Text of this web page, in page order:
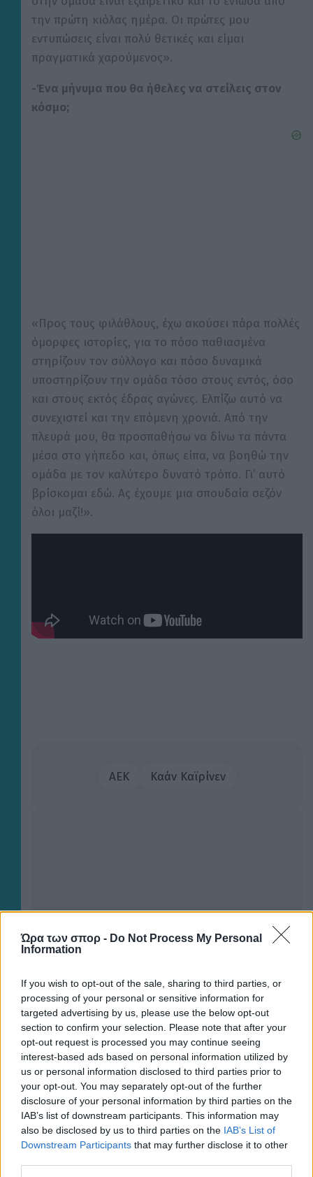
Ώρα των σπορ - Do Not Process My Personal
Information
If you wish to opt-out of the sale, sharing to third parties, or
processing of your personal or sensitive information for
targeted advertising by us, please use the below opt-out
section to confirm your selection. Please note that after your
opt-out request is processed you may continue seeing
interest-based ads based on personal information utilized by
us or personal information disclosed to third parties prior to
your opt-out. You may separately opt-out of the further
disclosure of your personal information by third parties on the
IAB’s list of downstream participants. This information may
also be disclosed by us to third parties on the IAB’s List of
Downstream Participants that may further disclose it to other
την πρώτη κιόλας ημέρα. Οι πρώτες μου
εντυπώσεις είναι πολύ θετικές και είμαι
πραγματικά χαρούμενος».
-Ένα μήνυμα που θα ήθελες να στείλεις στον
κόσμο;
«Προς τους φιλάθλους, έχω ακούσει πάρα πολλές
όμορφες ιστορίες, για το πόσο παθιασμένα
στηρίζουν τον σύλλογο και πόσο δυναμικά
υποστηρίζουν την ομάδα τόσο στους εντός, όσο
και στους εκτός έδρας αγώνες. Ελπίζω αυτό να
συνεχιστεί και την επόμενη χρονιά. Από την
πλευρά μου, θα προσπαθήσω να δίνω τα πάντα
μέσα στο γήπεδο και, όπως είπα, να βοηθώ την
ομάδα με τον καλύτερο δυνατό τρόπο. Γι’ αυτό
βρίσκομαι εδώ. Ας έχουμε μια σπουδαία σεζόν
όλοι μαζί!».
ΑΕΚ Καάν Καϊρίνεν